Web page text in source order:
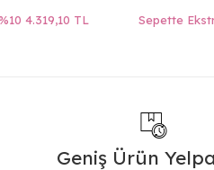
4.319,10 TL
Sepette
Geniş Ürün